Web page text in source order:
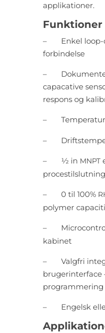
applikationer.
–
Enkel
forbindelse
–
capacative
respons og
–
–
– ½ in MNPT
– 0 til 100%
polymer
–
kabinet
–
Valgfri
brugerinterface
– Engelsk